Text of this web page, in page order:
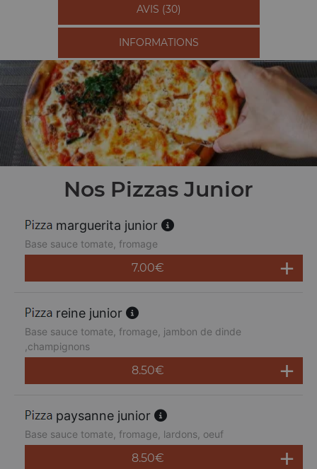
AVIS (30)
INFORMATIONS
Nos Pizzas Junior
marguerita junior
Base sauce tomate, fromage
7.00€
reine junior
Base sauce tomate, fromage, jambon de dinde
,champignons
8.50€
paysanne junior
Base sauce tomate, fromage, lardons, oeuf
8.50€